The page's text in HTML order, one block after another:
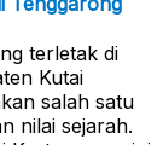
terletak di
Kutai
salah satu
nilai sejarah.